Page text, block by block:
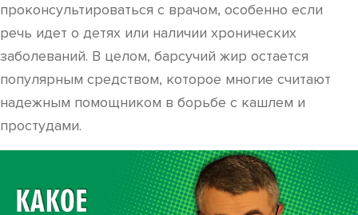
проконсультироваться с врачом, особенно если
речь идет о детях или наличии хронических
заболеваний. В целом, барсучий жир остается
популярным средством, которое многие считают
надежным помощником в борьбе с кашлем и
простудами.